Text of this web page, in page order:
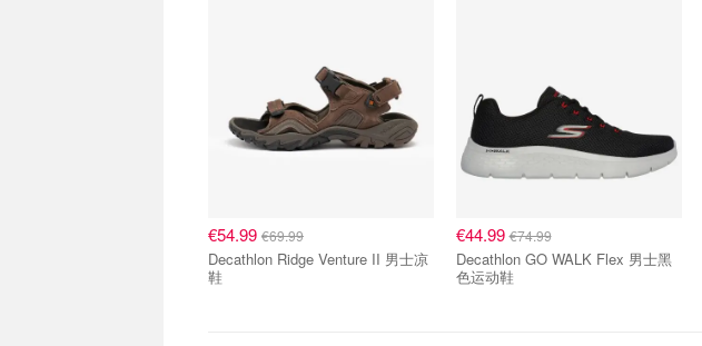
€54.99 €69.99
Decathlon Ridge Venture II 男士凉
鞋
€44.99€74.99
Decathlon GO WALK Flex 男士黑
色运动鞋